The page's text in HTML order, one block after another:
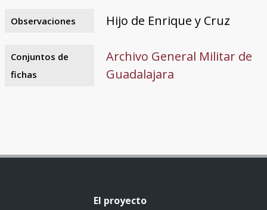
Observaciones Hijo de Enrique y Cruz
Conjuntos de
fichas
Archivo General Militar de
Guadalajara
El proyecto